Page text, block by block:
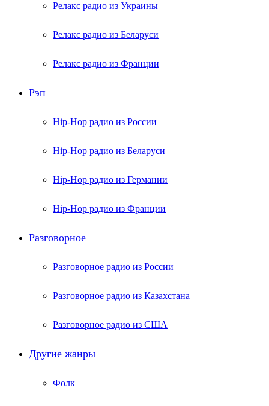
Релакс радио из Украины
Релакс радио из Беларуси
Релакс радио из Франции
Рэп
Hip-Hop радио из России
Hip-Hop радио из Беларуси
Hip-Hop радио из Германии
Hip-Hop радио из Франции
Разговорное
Разговорное радио из России
Разговорное радио из Казахстана
Разговорное радио из США
Другие жанры
Фолк